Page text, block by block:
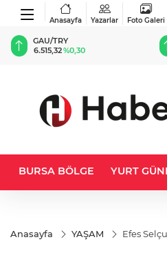
Anasayfa Yazarlar Foto Galeri
BIST 100
13.703,13%0,11
BURSA BÖLGE YURT
Anasayfa YAŞAM Efes